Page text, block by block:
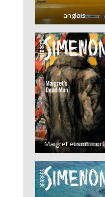
anglais
Maigret et son mort